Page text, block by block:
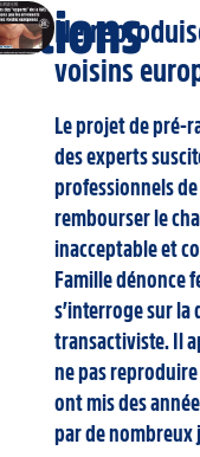
Ne
voisins
Le projet de pré-
des experts
professionnels
rembourser le
inacceptable et
Famille dénonce
s’interroge sur
transactiviste. Il
ne pas
ont mis des
par de nombreux